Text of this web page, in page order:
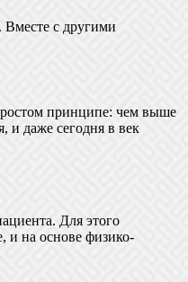
с другими
принципе: чем выше
и даже сегодня в век
Для этого
и на основе физико-